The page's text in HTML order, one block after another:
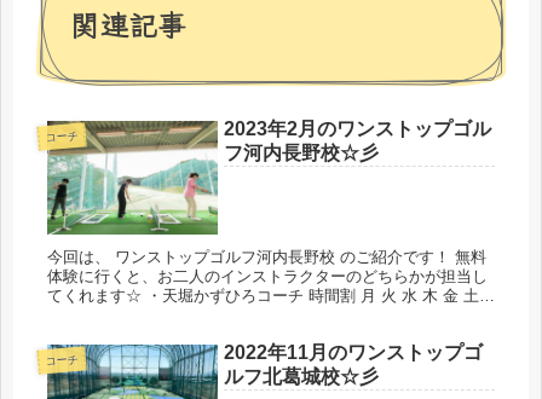
関連記事
コーチ
2023年2月のワンストップゴル
フ河内長野校☆彡
今回は、 ワンストップゴルフ河内長野校 のご紹介です！ 無料
体験に行くと、お二人のインストラクターのどちらかが担当し
てくれます☆ ・天堀かずひろコーチ 時間割 月 火 水 木 金 土
コーチ
2022年11月のワンストップゴ
ルフ北葛城校☆彡